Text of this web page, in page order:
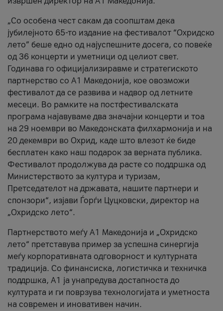
„Со особена чест сакам да соопштам дека
јубилејното 65-то издание на фестивалот “Охридско
лето” беше едно од најуспешните досега, со повеќе
од 36 концерти и уметници од целиот свет.
Годинава го официјализиравме и стратегиското
партнерство со А1 Македонија, кое овозможи
фестивалот да се развива и надвор од летните
месеци. Во рамките на постфестивалската
програма најавуваме два значајни концерти и тоа
на 29 ноември во Македонската филхармонија и на
20 декември во Охрид, каде што влезот ќе биде
бесплатен како наш подарок за верната публика.
Фестивалот продолжува да расте со поддршка од
Министерството за култура и туризам,
Претседателот на државата, нашите партнери и
спонзори“, изјави Ѓорѓи Цуцковски, директор на
„Охридско лето“.
Партнерството меѓу A1 Македонија и „Охридско
лето“ претставува пример за успешна синергија
меѓу корпоративната одговорност и културната
традиција. Со финансиска, логистичка и техничка
поддршка, A1 ја унапредува достапноста до
културата и ги поврзува технологијата и уметноста
на современ и иновативен начин.